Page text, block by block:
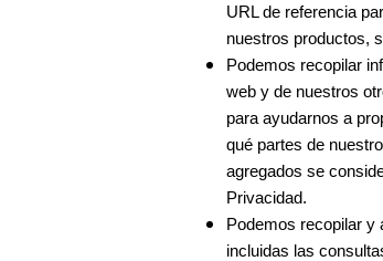
URL de referencia
nuestros productos,
Podemos recopilar
web y de nuestros
para ayudarnos a
qué partes de
agregados se
Privacidad.
Podemos recopilar y
incluidas las